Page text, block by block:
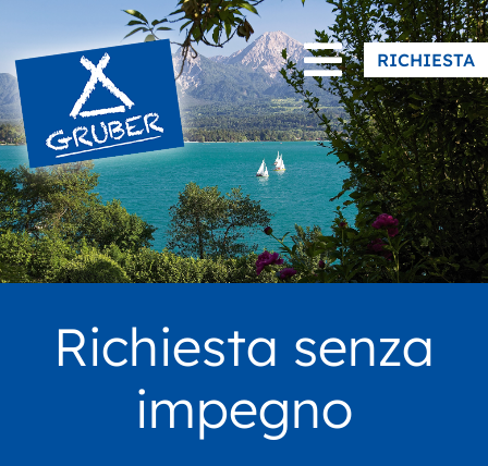
Facebook
Instagram
RICHIESTA
Richiesta senza
impegno